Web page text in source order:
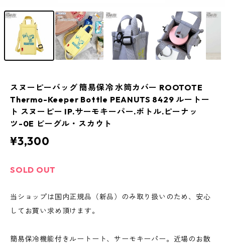
スヌーピーバッグ 簡易保冷 水筒カバー ROOTOTE
Thermo-Keeper Bottle PEANUTS 8429 ルートー
ト スヌーピー IP.サーモキーパー.ボトル.ピーナッ
ツ-0E ビーグル・スカウト
¥3,300
SOLD OUT
当ショップは国内正規品（新品）のみ取り扱いのため、安心
してお買い求め頂けます。
簡易保冷機能付きルートート、サーモキーパー。近場のお散